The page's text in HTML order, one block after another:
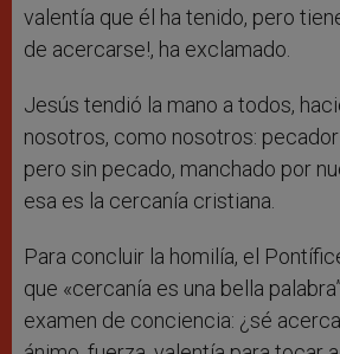
valentía que él ha tenido, pero
de acercarse!, ha exclamado.
Jesús tendió la mano a todos,
nosotros, como nosotros:
pero sin pecado, manchado por
esa es la cercanía cristiana.
Para concluir la homilía, el
que «cercanía es una bella
examen de conciencia: ¿sé